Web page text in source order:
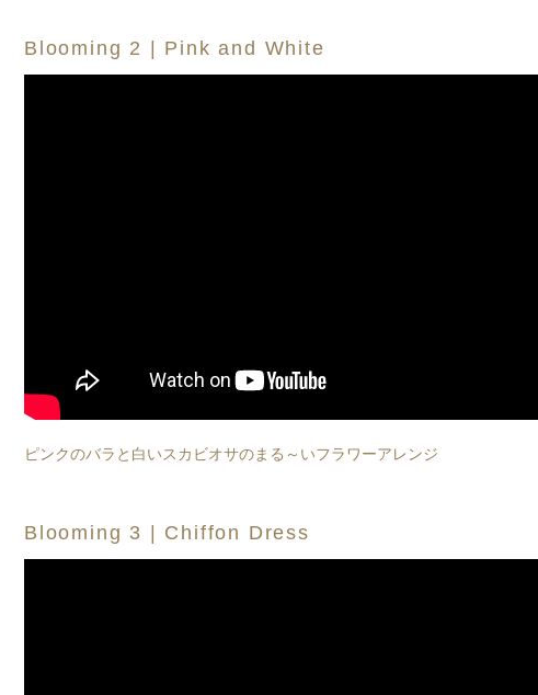
Blooming 2 | Pink and White
ピンクのバラと白いスカビオサのまる～いフラワーアレンジ
Blooming 3 | Chiffon Dress